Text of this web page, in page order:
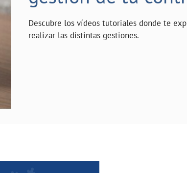
Descubre los vídeos tutoriales donde te
realizar las distintas gestiones.